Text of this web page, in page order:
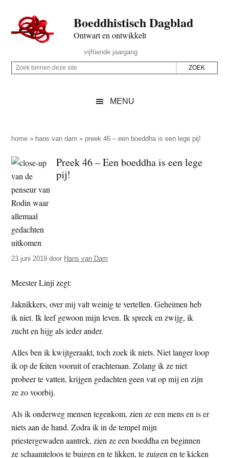
naar
de
inhoud
secondary
naar
de
sidebar
naar
de
Boeddhistisch Dagblad
Ontwart en ontwikkelt
Rechts
vijftiende jaargang
Z
p
d
e
z
e
s
i
t
e
Z
i
n
e
n
d
e
z
e
s
t
MENU
home » hans van dam » preek 46 – een boeddha is een lege pij!
Preek 46 – Een boeddha is een lege
pij!
23 juni 2019 door Hans van Dam
Meester Linji zegt:
Jaknikkers, over mij valt weinig te vertellen. Geheimen heb
ik niet. Ik leef gewoon mijn leven. Ik spreek en zwijg, ik
zucht en hijg als ieder ander.
Alles ben ik kwijtgeraakt, toch zoek ik niets. Niet langer loop
ik op de feiten vooruit of erachteraan. Zolang ik ze niet
probeer te vatten, krijgen gedachten geen vat op mij en zijn
ze zo voorbij.
Als ik onderweg mensen tegenkom, zien ze een mens en is er
niets aan de hand. Zodra ik in de tempel mijn
priestergewaden aantrek, zien ze een boeddha en beginnen
ze schaamteloos te buigen en te likken, te zuigen en te kicken